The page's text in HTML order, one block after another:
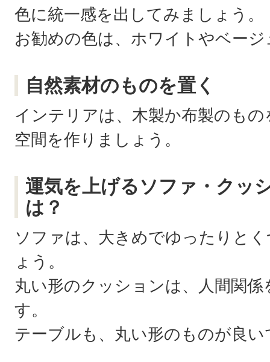
色に統一感を出してみましょう。
お勧めの色は、ホワイトやベー
自然素材のものを置く
インテリアは、木製か布製のも
空間を作りましょう。
運気を上げるソファ・クッ
は？
ソファは、大きめでゆったりと
ょう。
丸い形のクッションは、人間関
す。
テーブルも、丸い形のものが良